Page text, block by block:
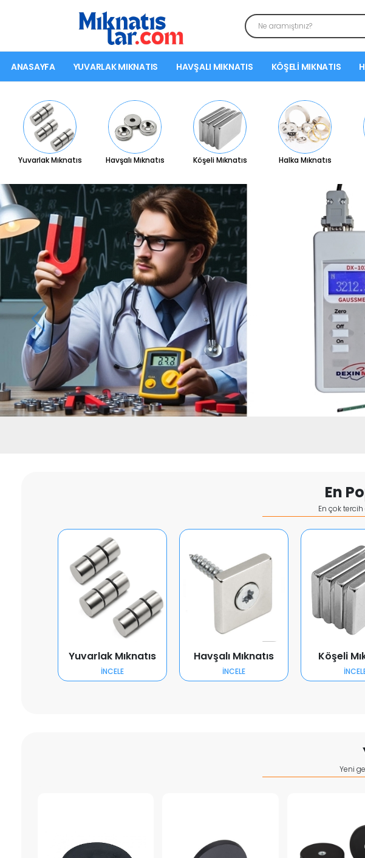
ANASAYFA YUVARLAK MIKNATIS HAVŞALI MIKNATIS KÖŞELI MIKNATIS
Yuvarlak Mıknatıs Havşalı Mıknatıs Köşeli Mıknatıs Halka Mıknatıs
En
En çok
Yuvarlak Mıknatıs
İNCELE
Havşalı Mıknatıs
İNCELE
Köşeli
Yeni